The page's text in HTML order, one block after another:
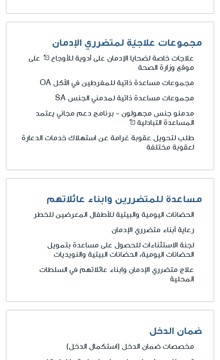
مجموعات علاجيّة لمتضرري الإدمان
علاجات خاصة لضحايا الإدمان على أدوية للأوجاع
على
موقع وزارة الصحة
مجموعات مساعدة ذاتية للمفرطين في الأكل OA
مجموعات مساعدة ذاتية لمدمني الجنس SA
مدمنو جنس مجهولون - برنامج دعم مجاني يعتمد
المساعدة التبادلية
طلب لتحويل عقوبة غرامة عن استهلاك خدمات الدعارة
لعقوبة مختلفة
مساعدة للمتضررين وابناء عائلاتهم
الحضانات اليومية والبيتية للأطفال المعرضين للخطر
رعاية أبناء متضرري الإدمان
لجنة الاستثناءات للحصول على مساعدة بتمويل
الحضانات اليومية، الحضانات البيتية والنويديات
علاج متضرري الإدمان وابناء عائلاتهم في السلطات
المحلية
ضمان الدخل
مخصصات ضمان الدخل (استكمال الدخل)